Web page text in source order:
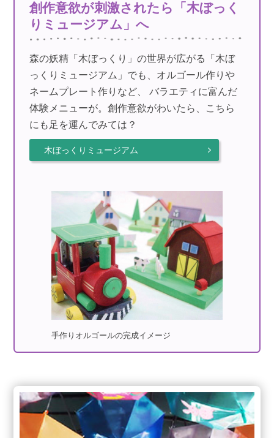
創作意欲が刺激されたら「木ぼっく
りミュージアム」へ
森の妖精「木ぼっくり」の世界が広がる「木ぼ
っくりミュージアム」でも、オルゴール作りや
ネームプレート作りなど、 バラエティに富んだ
体験メニューが。創作意欲がわいたら、こちら
にも足を運んでみては？
木ぼっくりミュージアム
手作りオルゴールの完成イメージ